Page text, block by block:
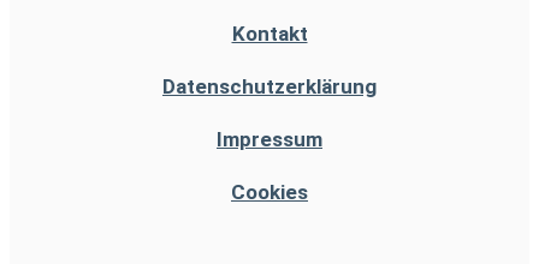
Kontakt
Datenschutzerklärung
Impressum
Cookies